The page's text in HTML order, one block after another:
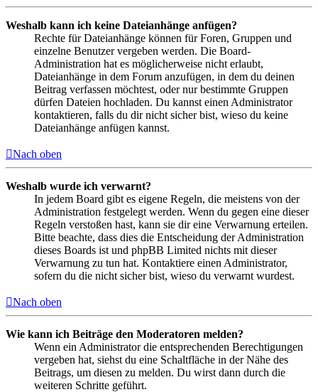
Weshalb kann ich keine Dateianhänge anfügen?
Rechte für Dateianhänge können für Foren, Gruppen und
einzelne Benutzer vergeben werden. Die Board-
Administration hat es möglicherweise nicht erlaubt,
Dateianhänge in dem Forum anzufügen, in dem du deinen
Beitrag verfassen möchtest, oder nur bestimmte Gruppen
dürfen Dateien hochladen. Du kannst einen Administrator
kontaktieren, falls du dir nicht sicher bist, wieso du keine
Dateianhänge anfügen kannst.
Nach oben
Weshalb wurde ich verwarnt?
In jedem Board gibt es eigene Regeln, die meistens von der
Administration festgelegt werden. Wenn du gegen eine dieser
Regeln verstoßen hast, kann sie dir eine Verwarnung erteilen.
Bitte beachte, dass dies die Entscheidung der Administration
dieses Boards ist und phpBB Limited nichts mit dieser
Verwarnung zu tun hat. Kontaktiere einen Administrator,
sofern du die nicht sicher bist, wieso du verwarnt wurdest.
Nach oben
Wie kann ich Beiträge den Moderatoren melden?
Wenn ein Administrator die entsprechenden Berechtigungen
vergeben hat, siehst du eine Schaltfläche in der Nähe des
Beitrags, um diesen zu melden. Du wirst dann durch die
weiteren Schritte geführt.